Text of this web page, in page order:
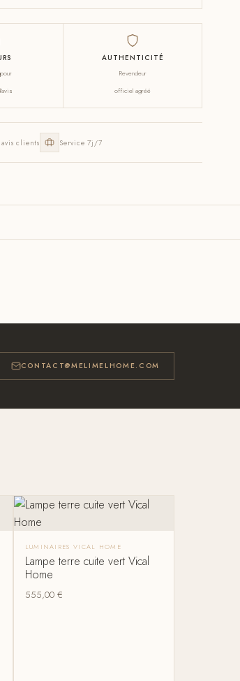
AUTHENTICITÉ
Revendeur
officiel agréé
clients Service 7j/7
CONTACT@MELIMELHOME.COM
LUMINAIRES VICAL HOME
Lampe terre cuite vert Vical
Home
555,00 €